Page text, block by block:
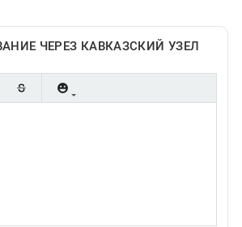
ЧЕРЕЗ КАВКАЗСКИЙ УЗЕЛ